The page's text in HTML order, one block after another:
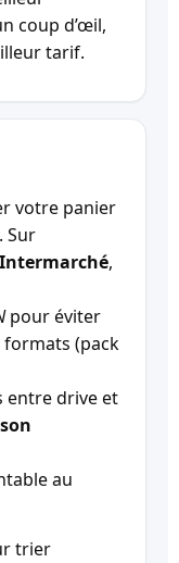
coup d’œil,
tarif.
votre panier
Sur
Intermarché,
pour éviter
(pack
entre drive et
au
trier